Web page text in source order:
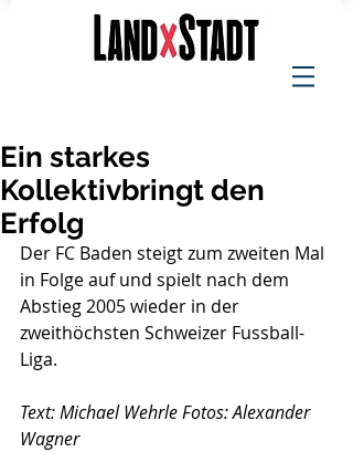
Ein starkes
Kollektivbringt den
Erfolg
Der FC Baden steigt zum zweiten Mal
in Folge auf und spielt nach dem
Abstieg 2005 wieder in der
zweithöchsten Schweizer Fussball-
Liga.
Text: Michael Wehrle Fotos: Alexander
Wagner